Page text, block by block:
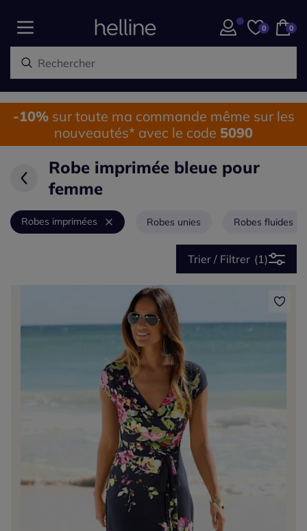
0 0
-10%sur toute ma commande même sur les
nouveautés* avec le code 5090
Robe imprimée bleue pour
femme
Robes imprimées Robes unies Robes fluides
Trier / Filtrer (1)